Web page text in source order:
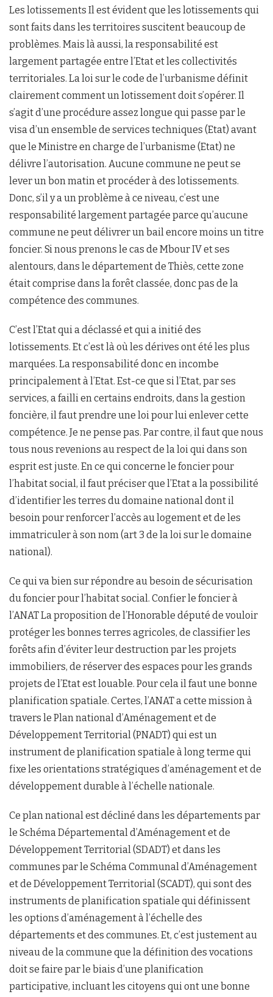
Les lotissements Il est évident que les lotissements qui
sont faits dans les territoires suscitent beaucoup de
problèmes. Mais là aussi, la responsabilité est
largement partagée entre l’Etat et les collectivités
territoriales. La loi sur le code de l’urbanisme définit
clairement comment un lotissement doit s’opérer. Il
s’agit d’une procédure assez longue qui passe par le
visa d’un ensemble de services techniques (Etat) avant
que le Ministre en charge de l’urbanisme (Etat) ne
délivre l’autorisation. Aucune commune ne peut se
lever un bon matin et procéder à des lotissements.
Donc, s’il y a un problème à ce niveau, c’est une
responsabilité largement partagée parce qu’aucune
commune ne peut délivrer un bail encore moins un titre
foncier. Si nous prenons le cas de Mbour IV et ses
alentours, dans le département de Thiès, cette zone
était comprise dans la forêt classée, donc pas de la
compétence des communes.
C’est l’Etat qui a déclassé et qui a initié des
lotissements. Et c’est là où les dérives ont été les plus
marquées. La responsabilité donc en incombe
principalement à l’Etat. Est-ce que si l’Etat, par ses
services, a failli en certains endroits, dans la gestion
foncière, il faut prendre une loi pour lui enlever cette
compétence. Je ne pense pas. Par contre, il faut que nous
tous nous revenions au respect de la loi qui dans son
esprit est juste. En ce qui concerne le foncier pour
l’habitat social, il faut préciser que l’Etat a la possibilité
d’identifier les terres du domaine national dont il
besoin pour renforcer l’accès au logement et de les
immatriculer à son nom (art 3 de la loi sur le domaine
national).
Ce qui va bien sur répondre au besoin de sécurisation
du foncier pour l’habitat social. Confier le foncier à
l’ANAT La proposition de l’Honorable député de vouloir
protéger les bonnes terres agricoles, de classifier les
forêts afin d’éviter leur destruction par les projets
immobiliers, de réserver des espaces pour les grands
projets de l’Etat est louable. Pour cela il faut une bonne
planification spatiale. Certes, l’ANAT a cette mission à
travers le Plan national d’Aménagement et de
Développement Territorial (PNADT) qui est un
instrument de planification spatiale à long terme qui
fixe les orientations stratégiques d’aménagement et de
développement durable à l’échelle nationale.
Ce plan national est décliné dans les départements par
le Schéma Départemental d’Aménagement et de
Développement Territorial (SDADT) et dans les
communes par le Schéma Communal d’Aménagement
et de Développement Territorial (SCADT), qui sont des
instruments de planification spatiale qui définissent
les options d’aménagement à l’échelle des
départements et des communes. Et, c’est justement au
niveau de la commune que la définition des vocations
doit se faire par le biais d’une planification
participative, incluant les citoyens qui ont une bonne